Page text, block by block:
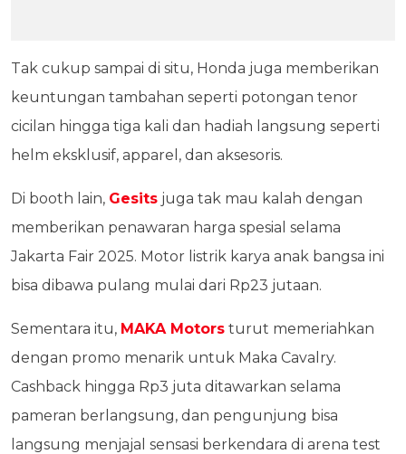
Tak cukup sampai di situ, Honda juga memberikan
keuntungan tambahan seperti potongan tenor
cicilan hingga tiga kali dan hadiah langsung seperti
helm eksklusif, apparel, dan aksesoris.
Di booth lain, Gesits juga tak mau kalah dengan
memberikan penawaran harga spesial selama
Jakarta Fair 2025. Motor listrik karya anak bangsa ini
bisa dibawa pulang mulai dari Rp23 jutaan.
Sementara itu, MAKA Motors turut memeriahkan
dengan promo menarik untuk Maka Cavalry.
Cashback hingga Rp3 juta ditawarkan selama
pameran berlangsung, dan pengunjung bisa
langsung menjajal sensasi berkendara di arena test